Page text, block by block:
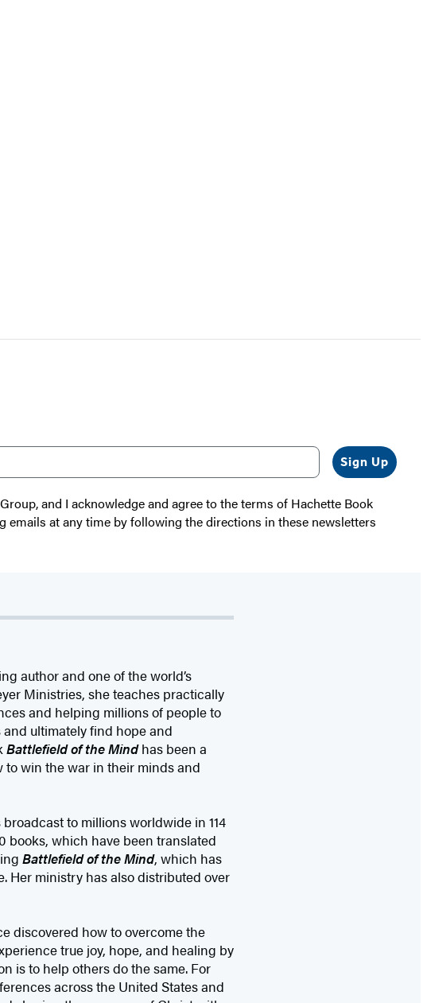
Sign Up
and I acknowledge and agree to the terms of Hachette Book
at any time by following the directions in these newsletters
author and one of the world’s
Ministries, she teaches practically
and helping millions of people to
ultimately find hope and
Battlefield of the Mindhas been a
win the war in their minds and
to millions worldwide in 114
books, which have been translated
Battlefield of the Mind, which has
Her ministry has also distributed over
discovered how to overcome the
true joy, hope, and healing by
is to help others do the same. For
across the United States and